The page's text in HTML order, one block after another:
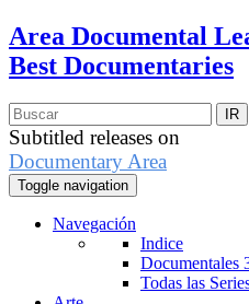
Area Documental
Best Documentaries
Subtitled releases on
Documentary Area
Toggle navigation
Navegación
Indice
Documentales
Todas las